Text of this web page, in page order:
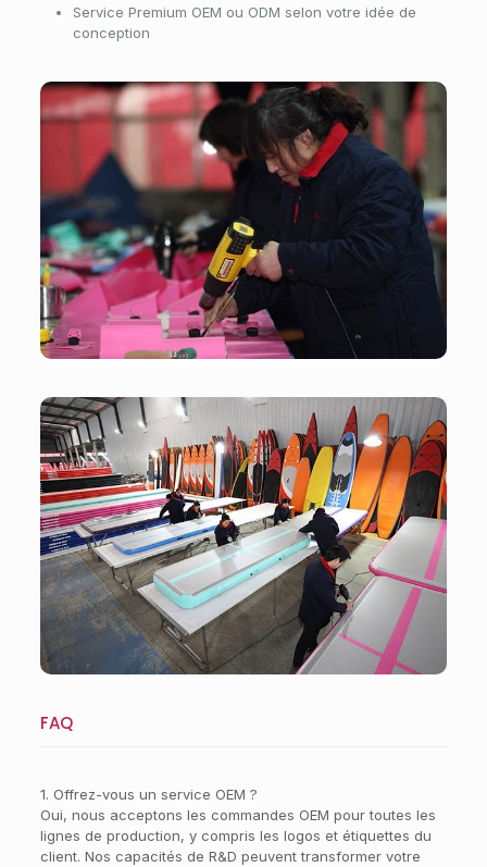
Service Premium OEM ou ODM selon votre idée de
conception
Atelier
Atelier
FAQ
1. Offrez-vous un service OEM ?
Oui, nous acceptons les commandes OEM pour toutes les
lignes de production, y compris les logos et étiquettes du
client. Nos capacités de R&D peuvent transformer votre